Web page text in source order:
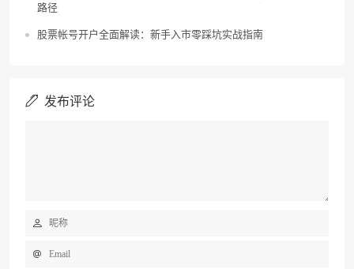
路径
股票帐号开户全面解读：新手入市零踩坑实战指南
发布评论